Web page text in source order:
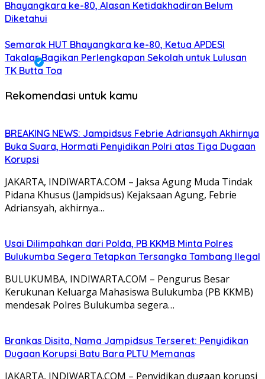
Bhayangkara ke-80, Alasan Ketidakhadiran Belum
Diketahui
Semarak HUT Bhayangkara ke-80, Ketua APDESI
Takalar Bagikan Perlengkapan Sekolah untuk Lulusan
TK Butta Toa
Rekomendasi untuk kamu
BREAKING NEWS: Jampidsus Febrie Adriansyah Akhirnya
Buka Suara, Hormati Penyidikan Polri atas Tiga Dugaan
Korupsi
JAKARTA, INDIWARTA.COM – Jaksa Agung Muda Tindak
Pidana Khusus (Jampidsus) Kejaksaan Agung, Febrie
Adriansyah, akhirnya…
Usai Dilimpahkan dari Polda, PB KKMB Minta Polres
Bulukumba Segera Tetapkan Tersangka Tambang Ilegal
BULUKUMBA, INDIWARTA.COM – Pengurus Besar
Kerukunan Keluarga Mahasiswa Bulukumba (PB KKMB)
mendesak Polres Bulukumba segera…
Brankas Disita, Nama Jampidsus Terseret: Penyidikan
Dugaan Korupsi Batu Bara PLTU Memanas
JAKARTA, INDIWARTA.COM – Penyidikan dugaan korupsi